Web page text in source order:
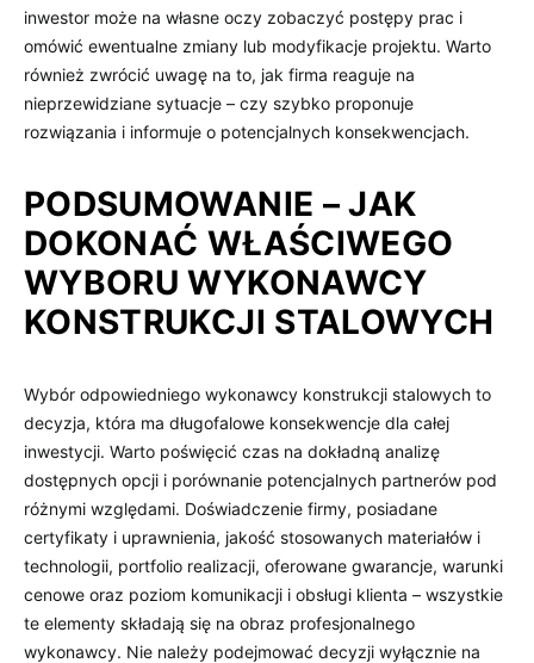
inwestor może na własne oczy zobaczyć postępy prac i
omówić ewentualne zmiany lub modyfikacje projektu. Warto
również zwrócić uwagę na to, jak firma reaguje na
nieprzewidziane sytuacje – czy szybko proponuje
rozwiązania i informuje o potencjalnych konsekwencjach.
PODSUMOWANIE – JAK
DOKONAĆ WŁAŚCIWEGO
WYBORU WYKONAWCY
KONSTRUKCJI STALOWYCH
Wybór odpowiedniego wykonawcy konstrukcji stalowych to
decyzja, która ma długofalowe konsekwencje dla całej
inwestycji. Warto poświęcić czas na dokładną analizę
dostępnych opcji i porównanie potencjalnych partnerów pod
różnymi względami. Doświadczenie firmy, posiadane
certyfikaty i uprawnienia, jakość stosowanych materiałów i
technologii, portfolio realizacji, oferowane gwarancje, warunki
cenowe oraz poziom komunikacji i obsługi klienta – wszystkie
te elementy składają się na obraz profesjonalnego
wykonawcy. Nie należy podejmować decyzji wyłącznie na